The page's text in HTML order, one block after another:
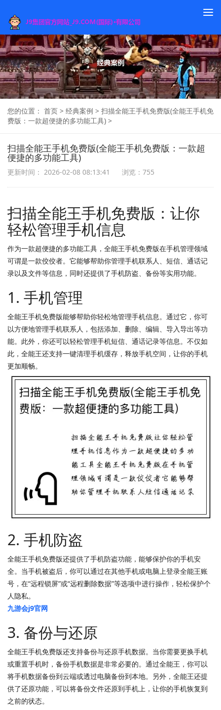
您的位置： 首页 > 经典案例 > 扫描全能王手机免费版(全能王手机免
费版：一款超便捷的多功能工具) >
扫描全能王手机免费版(全能王手机免费版：一款超
便捷的多功能工具)
更新时间： 2026-02-08 08:13:41 浏览：755
扫描全能王手机免费版：让你
轻松管理手机信息
作为一款超便捷的多功能工具，全能王手机免费版在手机管理领域
可谓是一款佼佼者。它能够帮助你管理手机联系人、短信、通话记
录以及文件等信息，同时还提供了手机防盗、备份等实用功能。
1. 手机管理
全能王手机免费版能够帮助你轻松地管理手机信息。通过它，你可
以方便地管理手机联系人，包括添加、删除、编辑、导入导出等功
能。此外，你还可以轻松管理手机短信、通话记录等信息。不仅如
此，全能王还支持一键清理手机缓存，释放手机空间，让你的手机
更加顺畅。
2. 手机防盗
全能王手机免费版还提供了手机防盗功能，能够保护你的手机安
全。当手机被盗后，你可以通过在其他手机或电脑上登录全能王账
号，在“远程锁屏”或“远程删除数据”等选项中进行操作，轻松保护个
人隐私。
九游会j9官网
3. 备份与还原
全能王手机免费版还支持备份与还原手机数据。当你需要更换手机
或重置手机时，备份手机数据是非常必要的。通过全能王，你可以
将手机数据备份到云端或透过电脑备份到本地。另外，全能王还提
供了还原功能，可以将备份文件还原到手机上，让你的手机恢复到
之前的状态。